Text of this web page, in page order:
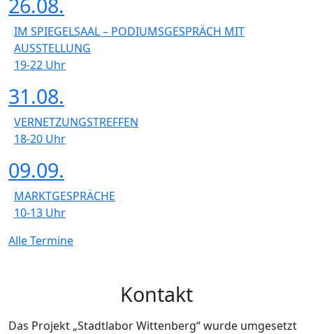
IM SPIEGELSAAL – PODIUMSGESPRÄCH MIT
AUSSTELLUNG
19-22 Uhr
31.08.
VERNETZUNGSTREFFEN
18-20 Uhr
09.09.
MARKTGESPRÄCHE
10-13 Uhr
Alle Termine
Kontakt
Das Projekt „Stadtlabor Wittenberg“ wurde umgesetzt